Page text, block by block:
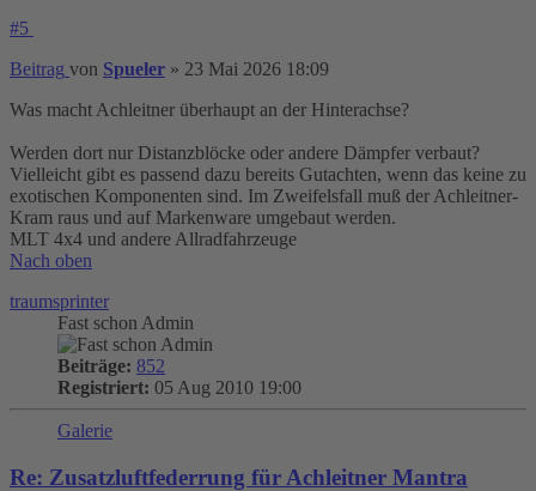
#5
Beitrag von Spueler » 23 Mai 2026 18:09
Was macht Achleitner überhaupt an der Hinterachse?
Werden dort nur Distanzblöcke oder andere Dämpfer verbaut?
Vielleicht gibt es passend dazu bereits Gutachten, wenn das keine zu
exotischen Komponenten sind. Im Zweifelsfall muß der Achleitner-
Kram raus und auf Markenware umgebaut werden.
MLT 4x4 und andere Allradfahrzeuge
Nach oben
traumsprinter
Fast schon Admin
Beiträge: 852
Registriert: 05 Aug 2010 19:00
Galerie
Re: Zusatzluftfederrung für Achleitner Mantra